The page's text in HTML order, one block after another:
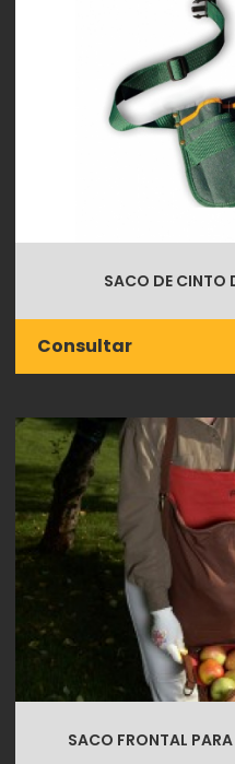
SACO DE CINTO
Consultar
SACO FRONTAL